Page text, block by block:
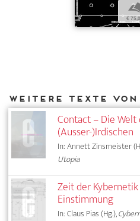
€
Contact – Die Welt
(Ausser-)Irdischen
In: Annett Zinsmeister
Utopia
Zeit der
Einstimmung
In: Claus Pias (Hg.),